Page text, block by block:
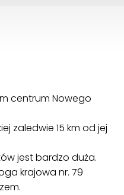
centrum Nowego
zaledwie 15 km od jej
jest bardzo duża.
krajowa nr. 79